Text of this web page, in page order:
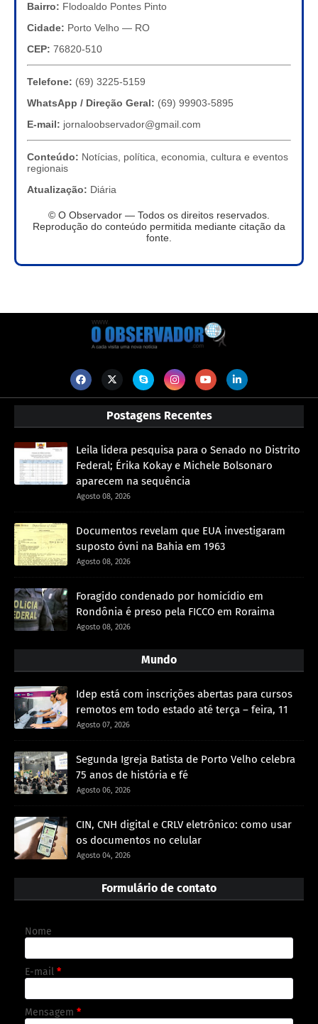
Bairro: Flodoaldo Pontes Pinto
Cidade: Porto Velho — RO
CEP: 76820-510
Telefone: (69) 3225-5159
WhatsApp / Direção Geral: (69) 99903-5895
E-mail: jornaloobservador@gmail.com
Conteúdo: Notícias, política, economia, cultura e eventos
regionais
Atualização: Diária
© O Observador — Todos os direitos reservados.
Reprodução do conteúdo permitida mediante citação da
fonte.
Postagens Recentes
Leila lidera pesquisa para o Senado no Distrito
Federal; Érika Kokay e Michele Bolsonaro
aparecem na sequência
Agosto 08, 2026
Documentos revelam que EUA investigaram
suposto óvni na Bahia em 1963
Agosto 08, 2026
Foragido condenado por homicídio em
Rondônia é preso pela FICCO em Roraima
Agosto 08, 2026
Mundo
Idep está com inscrições abertas para cursos
remotos em todo estado até terça – feira, 11
Agosto 07, 2026
Segunda Igreja Batista de Porto Velho celebra
75 anos de história e fé
Agosto 06, 2026
CIN, CNH digital e CRLV eletrônico: como usar
os documentos no celular
Agosto 04, 2026
Formulário de contato
Nome
E-mail *
Mensagem *